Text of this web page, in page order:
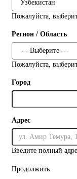
Пожалуйста,
Регион / Область
Пожалуйста,
Город
Адрес
Введите полный
Продолжить